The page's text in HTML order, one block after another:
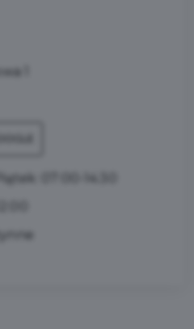
1
07:00-14:30